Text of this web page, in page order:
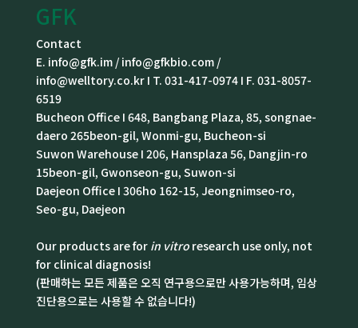
GFK
Contact
E. info@gfk.im / info@gfkbio.com /
info@welltory.co.kr I T. 031-417-0974 I F. 031-8057-
6519
Bucheon Office I 648, Bangbang Plaza, 85, songnae-
daero 265beon-gil, Wonmi-gu, Bucheon-si
Suwon Warehouse I 206, Hansplaza 56, Dangjin-ro
15beon-gil, Gwonseon-gu, Suwon-si
Daejeon Office I 306ho 162-15, Jeongnimseo-ro,
Seo-gu, Daejeon
Our products are for in vitroresearch use only, not
for clinical diagnosis!
(판매하는 모든 제품은 오직 연구용으로만 사용가능하며, 임상
진단용으로는 사용할 수 없습니다!)